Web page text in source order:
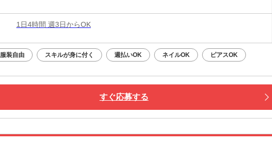
1日4時間 週3日からOK
服装自由 スキルが身に付く 週払いOK ネイルOK ピアスOK
すぐ応募する